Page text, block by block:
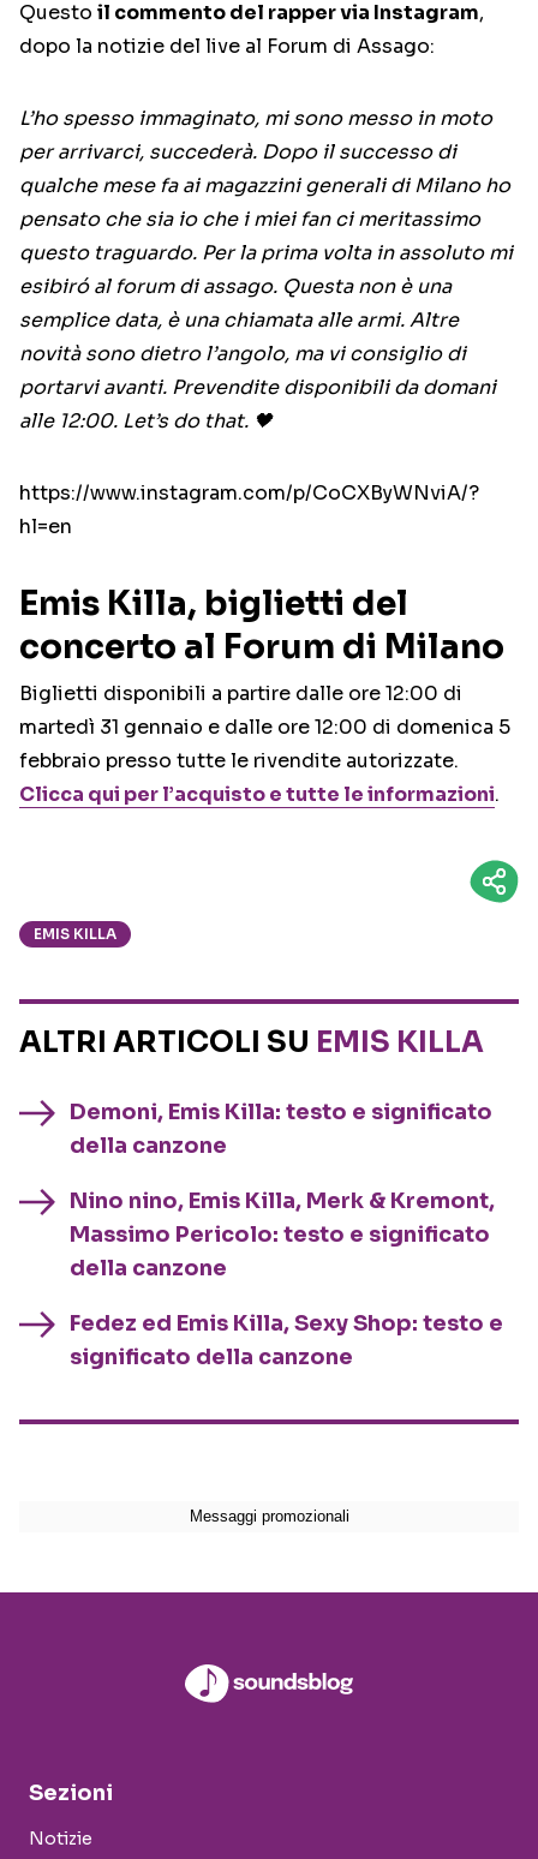
Questo il commento del rapper via Instagram,
dopo la notizie del live al Forum di Assago:
L’ho spesso immaginato, mi sono messo in moto
per arrivarci, succederà. Dopo il successo di
qualche mese fa ai magazzini generali di Milano ho
pensato che sia io che i miei fan ci meritassimo
questo traguardo. Per la prima volta in assoluto mi
esibiró al forum di assago. Questa non è una
semplice data, è una chiamata alle armi. Altre
novità sono dietro l’angolo, ma vi consiglio di
portarvi avanti. Prevendite disponibili da domani
alle 12:00. Let’s do that. 🖤
https://www.instagram.com/p/CoCXByWNviA/?
hl=en
Emis Killa, biglietti del
concerto al Forum di Milano
Biglietti disponibili a partire dalle ore 12:00 di
martedì 31 gennaio e dalle ore 12:00 di domenica 5
febbraio presso tutte le rivendite autorizzate.
Clicca qui per l’acquisto e tutte le informazioni.
EMIS KILLA
ALTRI ARTICOLI SU EMIS KILLA
Demoni, Emis Killa: testo e significato
della canzone
Nino nino, Emis Killa, Merk & Kremont,
Massimo Pericolo: testo e significato
della canzone
Fedez ed Emis Killa, Sexy Shop: testo e
significato della canzone
Sezioni
Notizie